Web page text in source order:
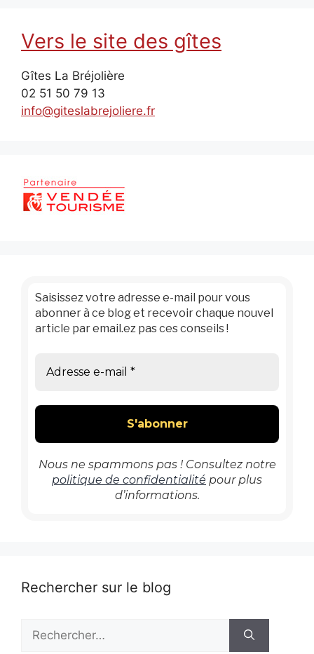
Vers le site des gîtes
Gîtes La Bréjolière
02 51 50 79 13
info@giteslabrejoliere.fr
Saisissez votre adresse e-mail pour vous
abonner à ce blog et recevoir chaque nouvel
article par email.ez pas ces conseils !
Nous ne spammons pas ! Consultez notre
politique de confidentialité pour plus
d’informations.
Rechercher sur le blog
Rechercher :